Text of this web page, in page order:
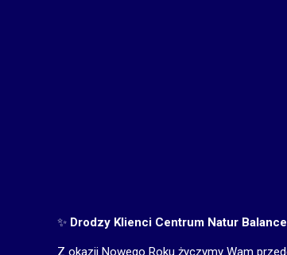
✨ Drodzy Klienci Centrum Natur Balance
Z okazji Nowego Roku życzymy Wam